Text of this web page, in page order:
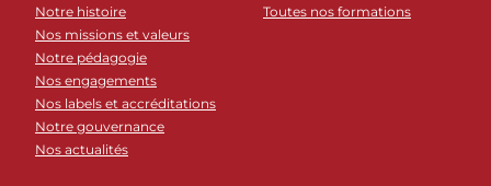
Notre histoire
Nos missions et valeurs
Notre pédagogie
Nos engagements
Nos labels et accréditations
Notre gouvernance
Nos actualités
Toutes nos formations